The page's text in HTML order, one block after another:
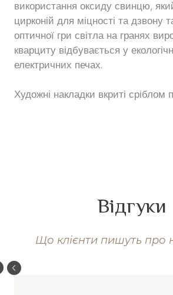
використання оксиду свинцю,
цирконій для міцності та дзвону
оптичної гри світла на гранях
кварциту відбувається у
електричних печах.
Художні накладки вкриті сріблом
Відгуки
Що клієнти пишуть про